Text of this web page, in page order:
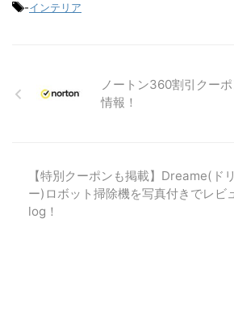
-インテリア
ノートン360割引クー
情報！
【特別クーポンも掲載】Dreame(ド
ー)ロボット掃除機を写真付きでレビ
log！